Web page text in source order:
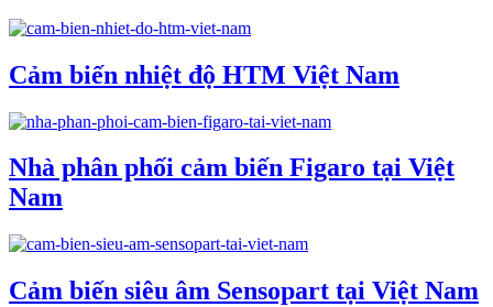
Cảm biến nhiệt độ HTM Việt Nam
Nhà phân phối cảm biến Figaro tại Việt
Nam
Cảm biến siêu âm Sensopart tại Việt Nam